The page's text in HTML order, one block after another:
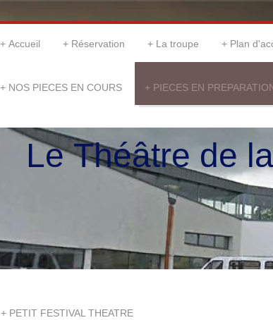
Accueil Réservation La troupe Plan
NOS PIECES EN COURS PIECES EN
Le Théâtre de
PETIT FESTIVAL THEATRE